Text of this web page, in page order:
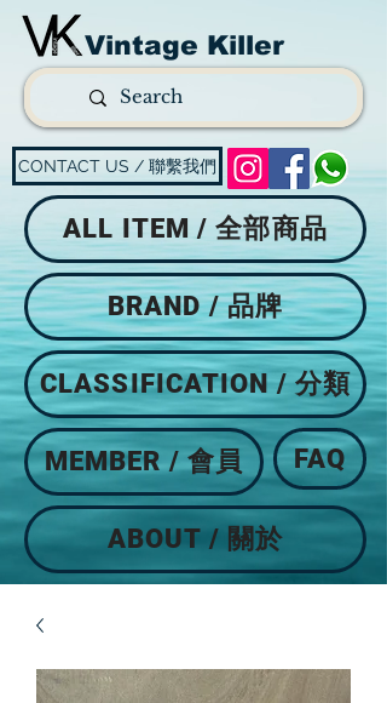
Vintage Killer
CONTACT US / 聯繫我們
ALL ITEM / 全部商品
BRAND / 品牌
CLASSIFICATION / 分類
MEMBER / 會員 FAQ
ABOUT / 關於